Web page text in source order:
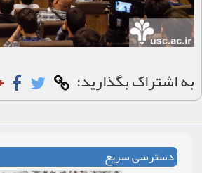
به اشتراک بگذارید:
دسترسی سریع